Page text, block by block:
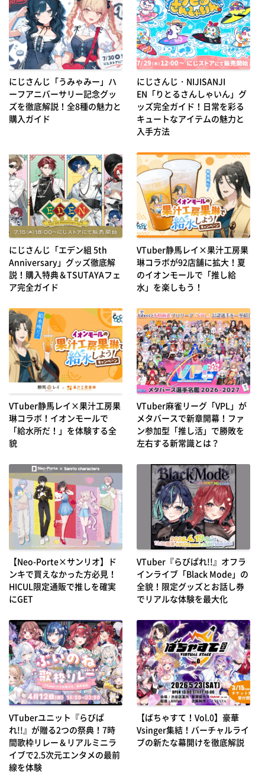
にじさんじ「うみゃみー」ハ
ーフアニバーサリー記念グッ
ズを徹底解説！全8種の魅力と
購入ガイド
にじさんじ・NIJISANJI
EN「りとるさんしゃいん」グ
ッズ完全ガイド！日常を彩る
キュートなアイテムの魅力と
入手方法
にじさんじ「エデン組 5th
Anniversary」グッズ徹底解
説！購入特典＆TSUTAYAフェ
ア完全ガイド
VTuber静馬レイ×果汁工房果
琳コラボが92店舗に拡大！夏
のイオンモールで「推し給
水」を楽しもう！
VTuber静馬レイ×果汁工房果
琳コラボ！イオンモールで
「給水所だ！」を体験する全
貌
VTuber麻雀リーグ「VPL」が
メタバースで新章開幕！ファ
ン参加型「推し活」で勝敗を
左右する新常識とは？
【Neo-Porte×サンリオ】ド
ンキで買えなかった方必見！
HICUL限定通販で推しを確実
にGET
VTuber『らびぱれ!!』オフラ
インライブ「Black Mode」の
全貌！限定グッズとお話し券
でリアルな体験を最大化
VTuberユニット『らびぱ
れ!!』が贈る2つの祭典！7時
間歌枠リレー＆リアルミニラ
イブで2.5次元エンタメの最前
線を体験
【ばちゃすて！Vol.0】豪華
Vsinger集結！バーチャルライ
ブの新たな幕開けを徹底解説